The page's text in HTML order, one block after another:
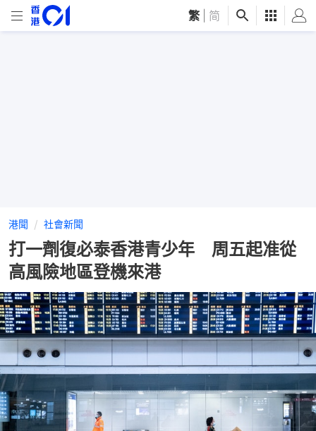
繁 简
港聞 社會新聞
打一劑復必泰香港青少年 周五起准從
高風險地區登機來港